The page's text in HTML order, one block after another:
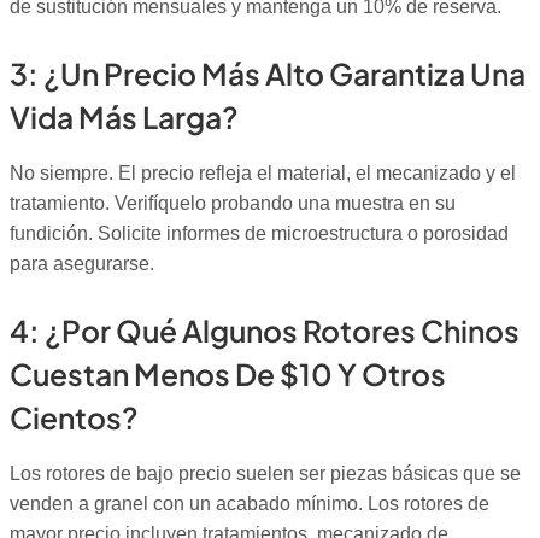
de sustitución mensuales y mantenga un 10% de reserva.
3: ¿Un Precio Más Alto Garantiza Una
Vida Más Larga?
No siempre. El precio refleja el material, el mecanizado y el
tratamiento. Verifíquelo probando una muestra en su
fundición. Solicite informes de microestructura o porosidad
para asegurarse.
4: ¿Por Qué Algunos Rotores Chinos
Cuestan Menos De $10 Y Otros
Cientos?
Los rotores de bajo precio suelen ser piezas básicas que se
venden a granel con un acabado mínimo. Los rotores de
mayor precio incluyen tratamientos, mecanizado de